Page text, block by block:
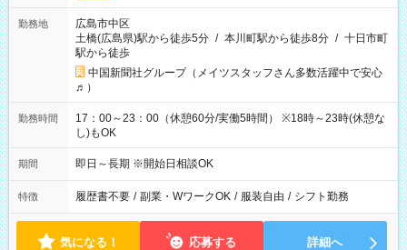
勤務地
広島市中区
土橋(広島県)駅から徒歩5分 / 本川町駅から徒歩8分 / 十日市町
駅から徒歩
中国新聞社グループ（メイツスタッフさん多数活躍中で安心
♬）
勤務時間
17：00～23：00（休憩60分/実働5時間） ※18時～23時(休憩な
し)もOK
期間 即日～長期 ※開始日相談OK
特徴 履歴書不要 / 副業・WワークOK / 服装自由 / シフト勤務
気になる！ 応募する 詳細へ